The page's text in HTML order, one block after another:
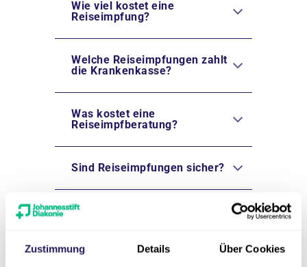
Zustimmung Details Über Cookies
Wie viel kostet eine
Reiseimpfung?
Welche Reiseimpfungen zahlt
die Krankenkasse?
Was kostet eine
Reiseimpfberatung?
Sind Reiseimpfungen sicher?
Sind Reiseimpfungen für